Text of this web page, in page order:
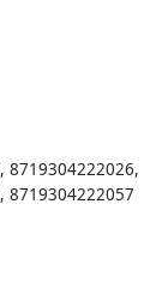
, 8719304222026,
, 8719304222057